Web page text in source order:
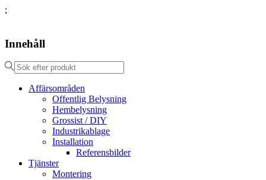
;
Innehåll
Affärsområden
Offentlig Belysning
Hembelysning
Grossist / DIY
Industrikablage
Installation
Referensbilder
Tjänster
Montering